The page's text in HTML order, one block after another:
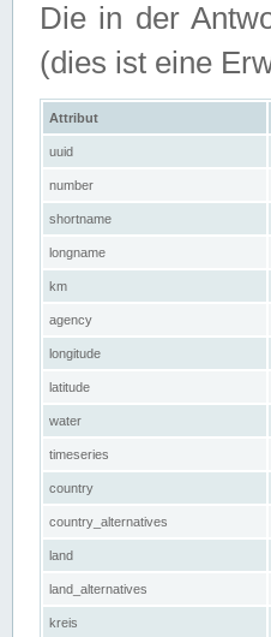
Die in der
(dies ist eine
Attribut
uuid
number
shortname
longname
km
agency
longitude
latitude
water
timeseries
country
country_alternatives
land
land_alternatives
kreis